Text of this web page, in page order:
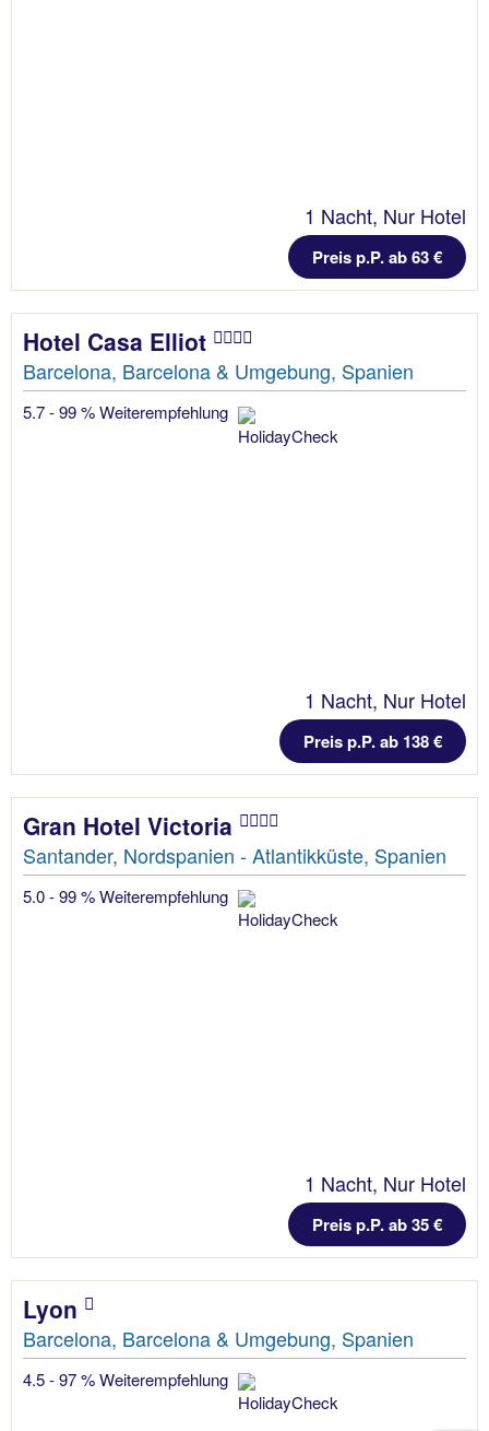
1 Nacht, Nur Hotel
Preis p.P. ab 63 €
Hotel Casa Elliot
Barcelona, Barcelona & Umgebung, Spanien
5.7 - 99 % Weiterempfehlung
1 Nacht, Nur Hotel
Preis p.P. ab 138 €
Gran Hotel Victoria
Santander, Nordspanien - Atlantikküste, Spanien
5.0 - 99 % Weiterempfehlung
1 Nacht, Nur Hotel
Preis p.P. ab 35 €
Lyon
Barcelona, Barcelona & Umgebung, Spanien
4.5 - 97 % Weiterempfehlung